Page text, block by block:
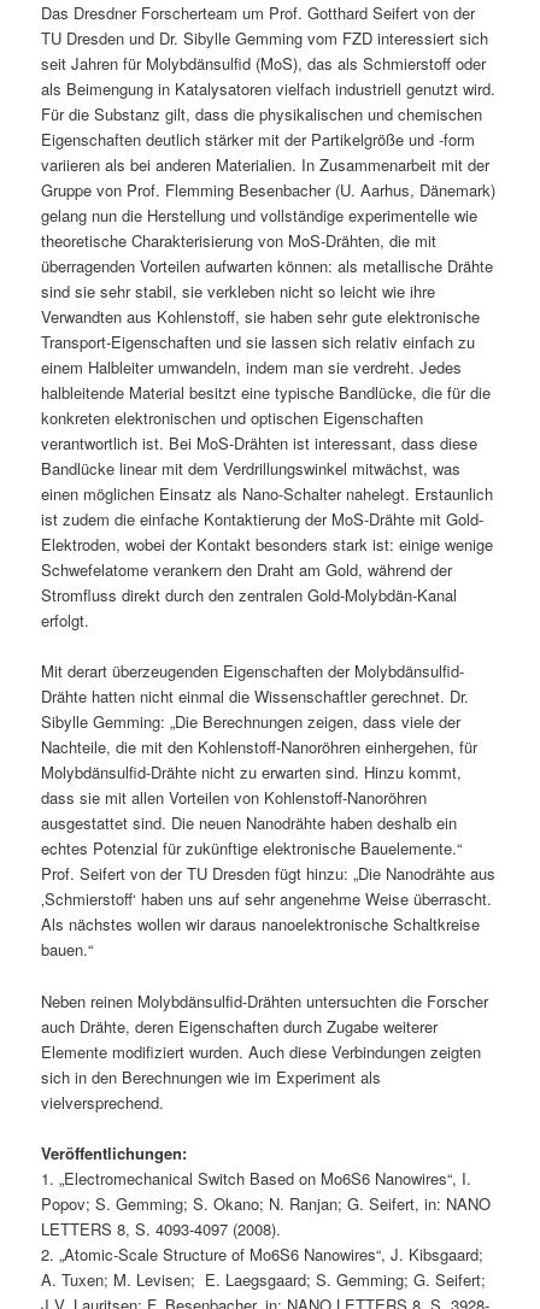
Das Dresdner Forscherteam um Prof. Gotthard Seifert von der
TU Dresden und Dr. Sibylle Gemming vom FZD interessiert sich
seit Jahren für Molybdänsulfid (MoS), das als Schmierstoff oder
als Beimengung in Katalysatoren vielfach industriell genutzt wird.
Für die Substanz gilt, dass die physikalischen und chemischen
Eigenschaften deutlich stärker mit der Partikelgröße und -form
variieren als bei anderen Materialien. In Zusammenarbeit mit der
Gruppe von Prof. Flemming Besenbacher (U. Aarhus, Dänemark)
gelang nun die Herstellung und vollständige experimentelle wie
theoretische Charakterisierung von MoS-Drähten, die mit
überragenden Vorteilen aufwarten können: als metallische Drähte
sind sie sehr stabil, sie verkleben nicht so leicht wie ihre
Verwandten aus Kohlenstoff, sie haben sehr gute elektronische
Transport-Eigenschaften und sie lassen sich relativ einfach zu
einem Halbleiter umwandeln, indem man sie verdreht. Jedes
halbleitende Material besitzt eine typische Bandlücke, die für die
konkreten elektronischen und optischen Eigenschaften
verantwortlich ist. Bei MoS-Drähten ist interessant, dass diese
Bandlücke linear mit dem Verdrillungswinkel mitwächst, was
einen möglichen Einsatz als Nano-Schalter nahelegt. Erstaunlich
ist zudem die einfache Kontaktierung der MoS-Drähte mit Gold-
Elektroden, wobei der Kontakt besonders stark ist: einige wenige
Schwefelatome verankern den Draht am Gold, während der
Stromfluss direkt durch den zentralen Gold-Molybdän-Kanal
erfolgt.
Mit derart überzeugenden Eigenschaften der Molybdänsulfid-
Drähte hatten nicht einmal die Wissenschaftler gerechnet. Dr.
Sibylle Gemming: „Die Berechnungen zeigen, dass viele der
Nachteile, die mit den Kohlenstoff-Nanoröhren einhergehen, für
Molybdänsulfid-Drähte nicht zu erwarten sind. Hinzu kommt,
dass sie mit allen Vorteilen von Kohlenstoff-Nanoröhren
ausgestattet sind. Die neuen Nanodrähte haben deshalb ein
echtes Potenzial für zukünftige elektronische Bauelemente.“
Prof. Seifert von der TU Dresden fügt hinzu: „Die Nanodrähte aus
‚Schmierstoff‘ haben uns auf sehr angenehme Weise überrascht.
Als nächstes wollen wir daraus nanoelektronische Schaltkreise
bauen.“
Neben reinen Molybdänsulfid-Drähten untersuchten die Forscher
auch Drähte, deren Eigenschaften durch Zugabe weiterer
Elemente modifiziert wurden. Auch diese Verbindungen zeigten
sich in den Berechnungen wie im Experiment als
vielversprechend.
Veröffentlichungen:
1. „Electromechanical Switch Based on Mo6S6 Nanowires“, I.
Popov; S. Gemming; S. Okano; N. Ranjan; G. Seifert, in: NANO
LETTERS 8, S. 4093-4097 (2008).
2. „Atomic-Scale Structure of Mo6S6 Nanowires“, J. Kibsgaard;
A. Tuxen; M. Levisen; E. Laegsgaard; S. Gemming; G. Seifert;